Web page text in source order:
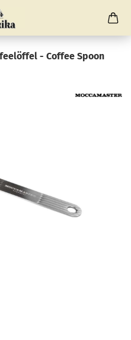
- Coffee Spoon